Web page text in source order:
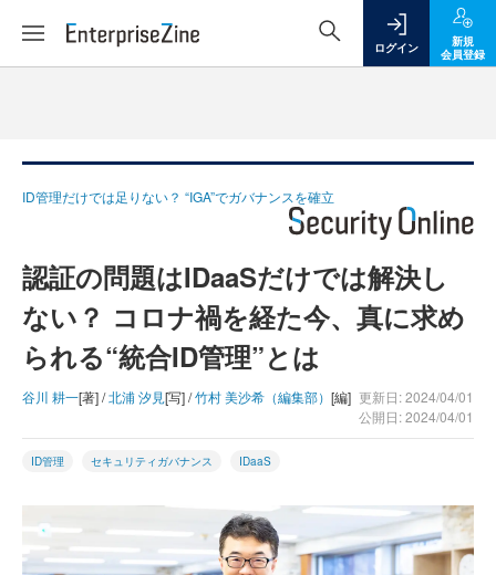
ログイン
新規
会員登録
ID管理だけでは足りない？ “IGA”でガバナンスを確立
認証の問題はIDaaSだけでは解決し
ない？ コロナ禍を経た今、真に求め
られる“統合ID管理”とは
谷川 耕一[著] /北浦 汐見[写] /竹村 美沙希（編集部） [編] 更新日: 2024/04/01
公開日: 2024/04/01
ID管理 セキュリティガバナンス IDaaS